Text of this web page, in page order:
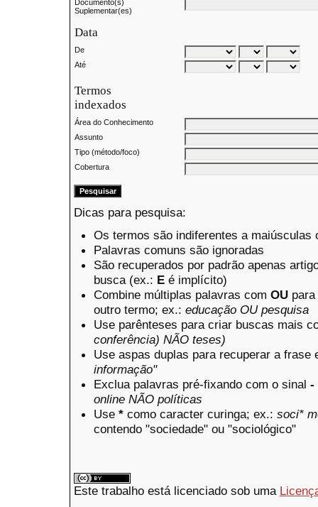
Documento(s)
Suplementar(es)
Data
De
Até
Termos
indexados
Área do Conhecimento
Assunto
Tipo (método/foco)
Cobertura
Dicas para pesquisa:
Os termos são indiferentes a maiúsculas
Palavras comuns são ignoradas
São recuperados por padrão apenas
busca (ex.: E é implícito)
Combine múltiplas palavras com OU
outro termo; ex.: educação OU pesquisa
Use parênteses para criar buscas mais
conferência) NÃO teses)
Use aspas duplas para recuperar a
informação"
Exclua palavras pré-fixando com o sinal -
online NÃO políticas
Use * como caracter curinga; ex.: soci*
contendo "sociedade" ou "sociológico"
Este trabalho está licenciado sob uma